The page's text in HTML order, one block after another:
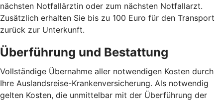
nächsten Notfallärztin oder zum nächsten Notfallarzt.
Zusätzlich erhalten Sie bis zu 100 Euro für den Transport
zurück zur Unterkunft.
Überführung und Bestattung
Vollständige Übernahme aller notwendigen Kosten durch
Ihre Auslandsreise-Krankenversicherung. Als notwendig
gelten Kosten, die unmittelbar mit der Überführung der